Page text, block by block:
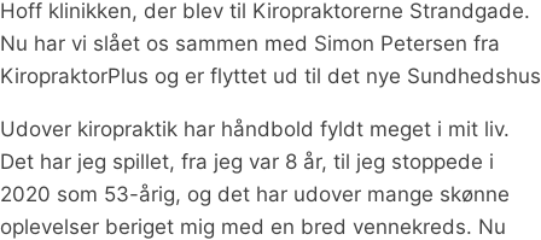
Hoff klinikken, der blev til Kiropraktorerne Strandgade.
Nu har vi slået os sammen med Simon Petersen fra
KiropraktorPlus og er flyttet ud til det nye Sundhedshus
Udover kiropraktik har håndbold fyldt meget i mit liv.
Det har jeg spillet, fra jeg var 8 år, til jeg stoppede i
2020 som 53-årig, og det har udover mange skønne
oplevelser beriget mig med en bred vennekreds. Nu